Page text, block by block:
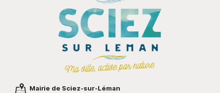
Mairie de Sciez-sur-Léman